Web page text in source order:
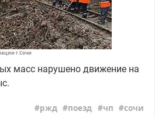
г.Сочи
масс нарушено движение на
ржд поезд чп сочи